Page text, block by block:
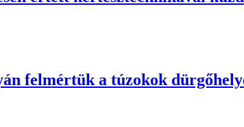
felmértük a túzokok